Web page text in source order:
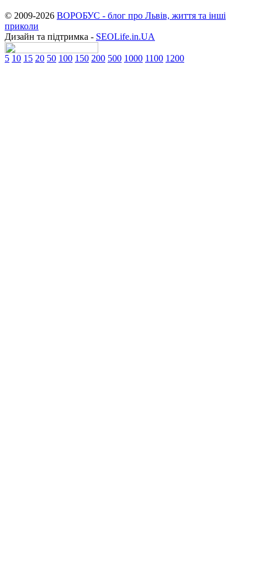
© 2009-2026 ВОРОБУС - блог про Львів, життя та інші
приколи
Дизайн та підтримка - SEOLife.in.UA
5 10 15 20 50 100 150 200 500 1000 1100 1200